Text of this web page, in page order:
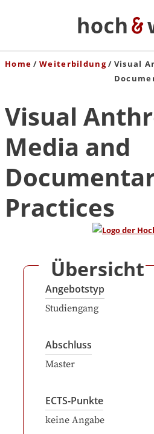
Home Weiterbildung
Visual
Visual
Media and
Practices
Übersicht
Angebotstyp
Studiengang
Abschluss
Master
ECTS-Punkte
keine Angabe